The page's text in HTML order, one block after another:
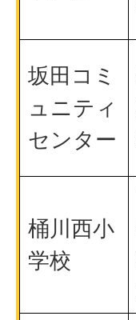
坂田コミ
ュニティ
センター
桶川西小
学校